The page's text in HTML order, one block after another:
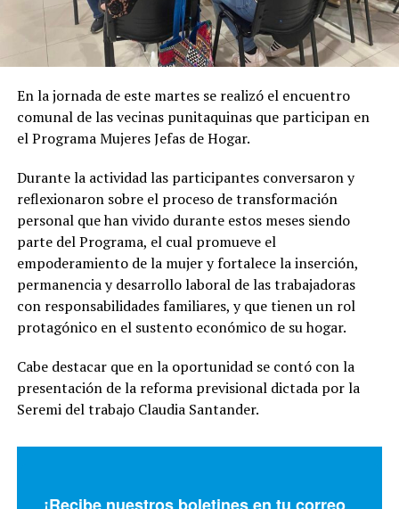
En la jornada de este martes se realizó el encuentro
comunal de las vecinas punitaquinas que participan en
el Programa Mujeres Jefas de Hogar.
Durante la actividad las participantes conversaron y
reflexionaron sobre el proceso de transformación
personal que han vivido durante estos meses siendo
parte del Programa, el cual promueve el
empoderamiento de la mujer y fortalece la inserción,
permanencia y desarrollo laboral de las trabajadoras
con responsabilidades familiares, y que tienen un rol
protagónico en el sustento económico de su hogar.
Cabe destacar que en la oportunidad se contó con la
presentación de la reforma previsional dictada por la
Seremi del trabajo Claudia Santander.